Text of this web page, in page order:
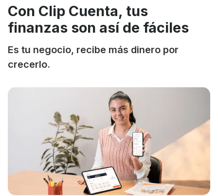
Con Clip Cuenta, tus
finanzas son así de fáciles
Es tu negocio, recibe más dinero por
crecerlo.